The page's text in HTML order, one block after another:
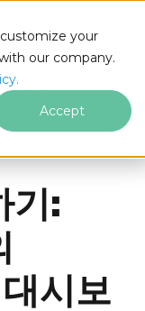
your
our company.
Accept
재구상
기:
시보